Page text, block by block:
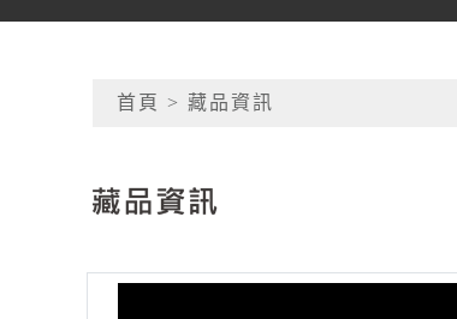
首頁 > 藏品資訊